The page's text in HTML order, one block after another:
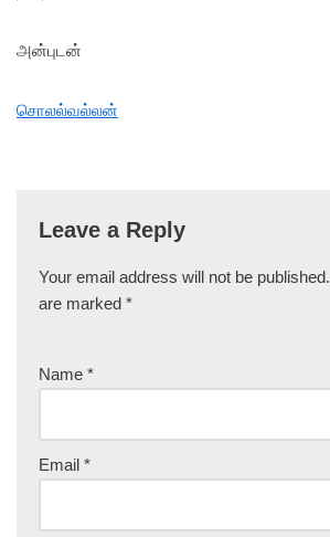
அன்புடன்
சொலல்வல்லன்
Leave a Reply
Your email address will not be published.
are marked *
Name *
Email *